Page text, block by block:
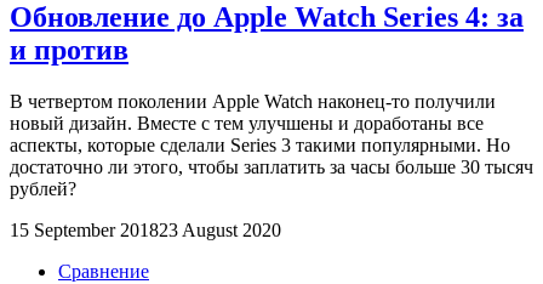
Обновление до Apple Watch Series 4: за
и против
В четвертом поколении Apple Watch наконец-то получили
новый дизайн. Вместе с тем улучшены и доработаны все
аспекты, которые сделали Series 3 такими популярными. Но
достаточно ли этого, чтобы заплатить за часы больше 30 тысяч
рублей?
15 September 201823 August 2020
Сравнение